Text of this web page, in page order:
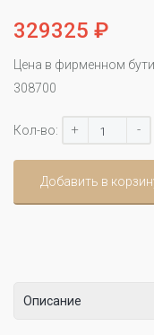
329325 ₽
Цена в фирменном
308700
Кол-во: + -
Добавить в
Описание